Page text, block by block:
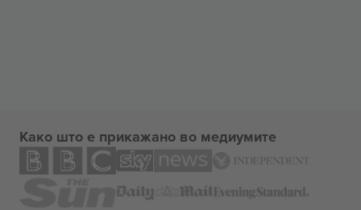
Како што е прикажано во медиумите